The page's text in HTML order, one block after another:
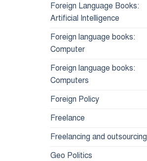
Foreign Language Books:
Artificial Intelligence
Foreign language books:
Computer
Foreign language books:
Computers
Foreign Policy
Freelance
Freelancing and outsourcing
Geo Politics